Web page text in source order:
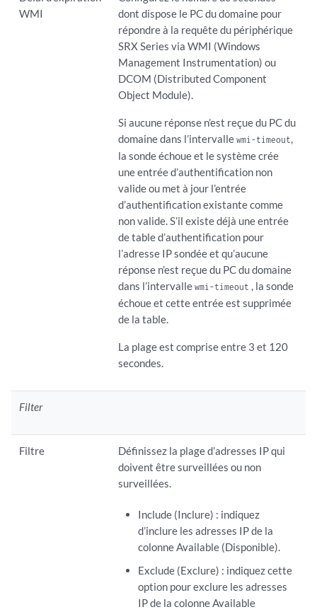
WMI
dont dispose le PC du domaine pour
répondre à la requête du périphérique
SRX Series via WMI (Windows
Management Instrumentation) ou
DCOM (Distributed Component
Object Module).
Si aucune réponse n’est reçue du PC du
domaine dans l’intervallewmi-timeout,
la sonde échoue et le système crée
une entrée d’authentification non
valide ou met à jour l’entrée
d’authentification existante comme
non valide. S’il existe déjà une entrée
de table d’authentification pour
l’adresse IP sondée et qu’aucune
réponse n’est reçue du PC du domaine
dans l’intervallewmi-timeout , la sonde
échoue et cette entrée est supprimée
de la table.
La plage est comprise entre 3 et 120
secondes.
Filter
Filtre
Définissez la plage d’adresses IP qui
doivent être surveillées ou non
surveillées.
Include (Inclure) : indiquez
d’inclure les adresses IP de la
colonne Available (Disponible).
Exclude (Exclure) : indiquez cette
option pour exclure les adresses
IP de la colonne Available